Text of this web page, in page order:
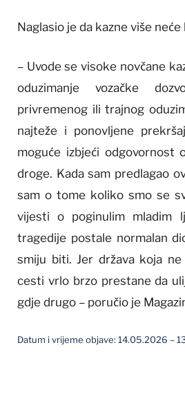
Naglasio je da kazne više
– Uvode se visoke novčane
oduzimanje vozačke
privremenog ili trajnog
najteže i ponovljene
moguće izbjeći odgovornost
droge. Kada sam predlagao
sam o tome koliko smo se
vijesti o poginulim mladim
tragedije postale normalan
smiju biti. Jer država koja
cesti vrlo brzo prestane da
gdje drugo – poručio je
Datum i vrijeme objave: 14.05.2026 –